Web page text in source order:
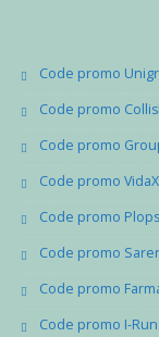
Code promo
Code promo
Code promo
Code promo
Code promo
Code promo
Code promo
Code promo I-Run